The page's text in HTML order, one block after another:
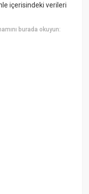
içerisindeki verileri
burada okuyun: